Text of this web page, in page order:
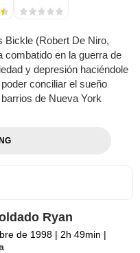
Bickle (Robert De Niro,
combatido en la guerra de
y depresión haciéndole
conciliar el sueño
de Nueva York
Ryan
de 1998 | 2h 49min |